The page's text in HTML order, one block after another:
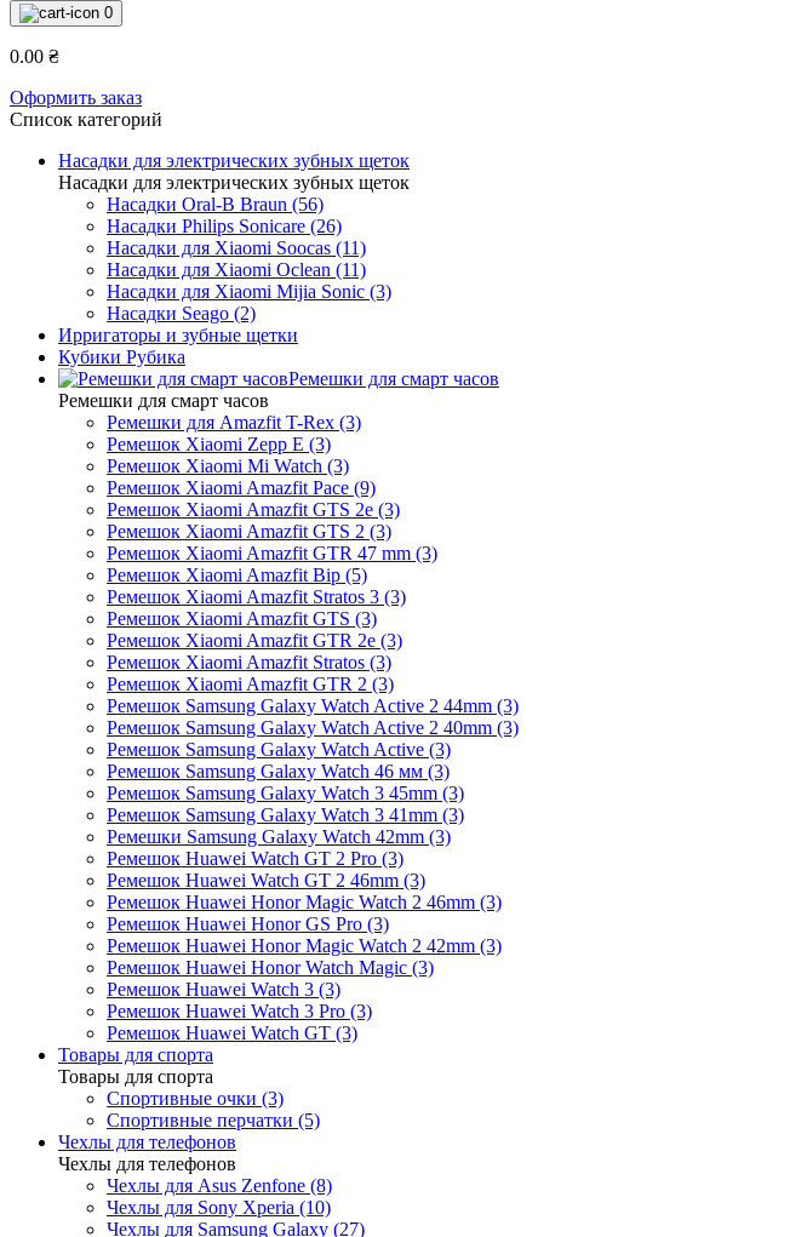
0
0.00 ₴
Оформить заказ
Список категорий
Насадки для электрических зубных щеток
Насадки для электрических зубных щеток
Насадки Oral-B Braun (56)
Насадки Philips Sonicare (26)
Насадки для Xiaomi Soocas (11)
Насадки для Xiaomi Oclean (11)
Насадки для Xiaomi Mijia Sonic (3)
Насадки Seago (2)
Ирригаторы и зубные щетки
Кубики Рубика
Ремешки для смарт часов
Ремешки для смарт часов
Ремешки для Amazfit T-Rex (3)
Ремешок Xiaomi Zepp E (3)
Ремешок Xiaomi Mi Watch (3)
Ремешок Xiaomi Amazfit Pace (9)
Ремешок Xiaomi Amazfit GTS 2e (3)
Ремешок Xiaomi Amazfit GTS 2 (3)
Ремешок Xiaomi Amazfit GTR 47 mm (3)
Ремешок Xiaomi Amazfit Bip (5)
Ремешок Xiaomi Amazfit Stratos 3 (3)
Ремешок Xiaomi Amazfit GTS (3)
Ремешок Xiaomi Amazfit GTR 2e (3)
Ремешок Xiaomi Amazfit Stratos (3)
Ремешок Xiaomi Amazfit GTR 2 (3)
Ремешок Samsung Galaxy Watch Active 2 44mm (3)
Ремешок Samsung Galaxy Watch Active 2 40mm (3)
Ремешок Samsung Galaxy Watch Active (3)
Ремешок Samsung Galaxy Watch 46 мм (3)
Ремешок Samsung Galaxy Watch 3 45mm (3)
Ремешок Samsung Galaxy Watch 3 41mm (3)
Ремешки Samsung Galaxy Watch 42mm (3)
Ремешок Huawei Watch GT 2 Pro (3)
Ремешок Huawei Watch GT 2 46mm (3)
Ремешок Huawei Honor Magic Watch 2 46mm (3)
Ремешок Huawei Honor GS Pro (3)
Ремешок Huawei Honor Magic Watch 2 42mm (3)
Ремешок Huawei Honor Watch Magic (3)
Ремешок Huawei Watch 3 (3)
Ремешок Huawei Watch 3 Pro (3)
Ремешок Huawei Watch GT (3)
Товары для спорта
Товары для спорта
Спортивные очки (3)
Спортивные перчатки (5)
Чехлы для телефонов
Чехлы для телефонов
Чехлы для Asus Zenfone (8)
Чехлы для Sony Xperia (10)
Чехлы для Samsung Galaxy (27)